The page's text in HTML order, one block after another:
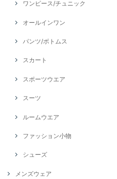
ワンピース/チュニック
オールインワン
パンツ/ボトムス
スカート
スポーツウエア
スーツ
ルームウエア
ファッション小物
シューズ
メンズウェア